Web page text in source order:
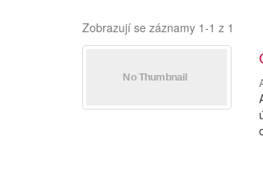
Zobrazují se záznamy 1-1 z 1